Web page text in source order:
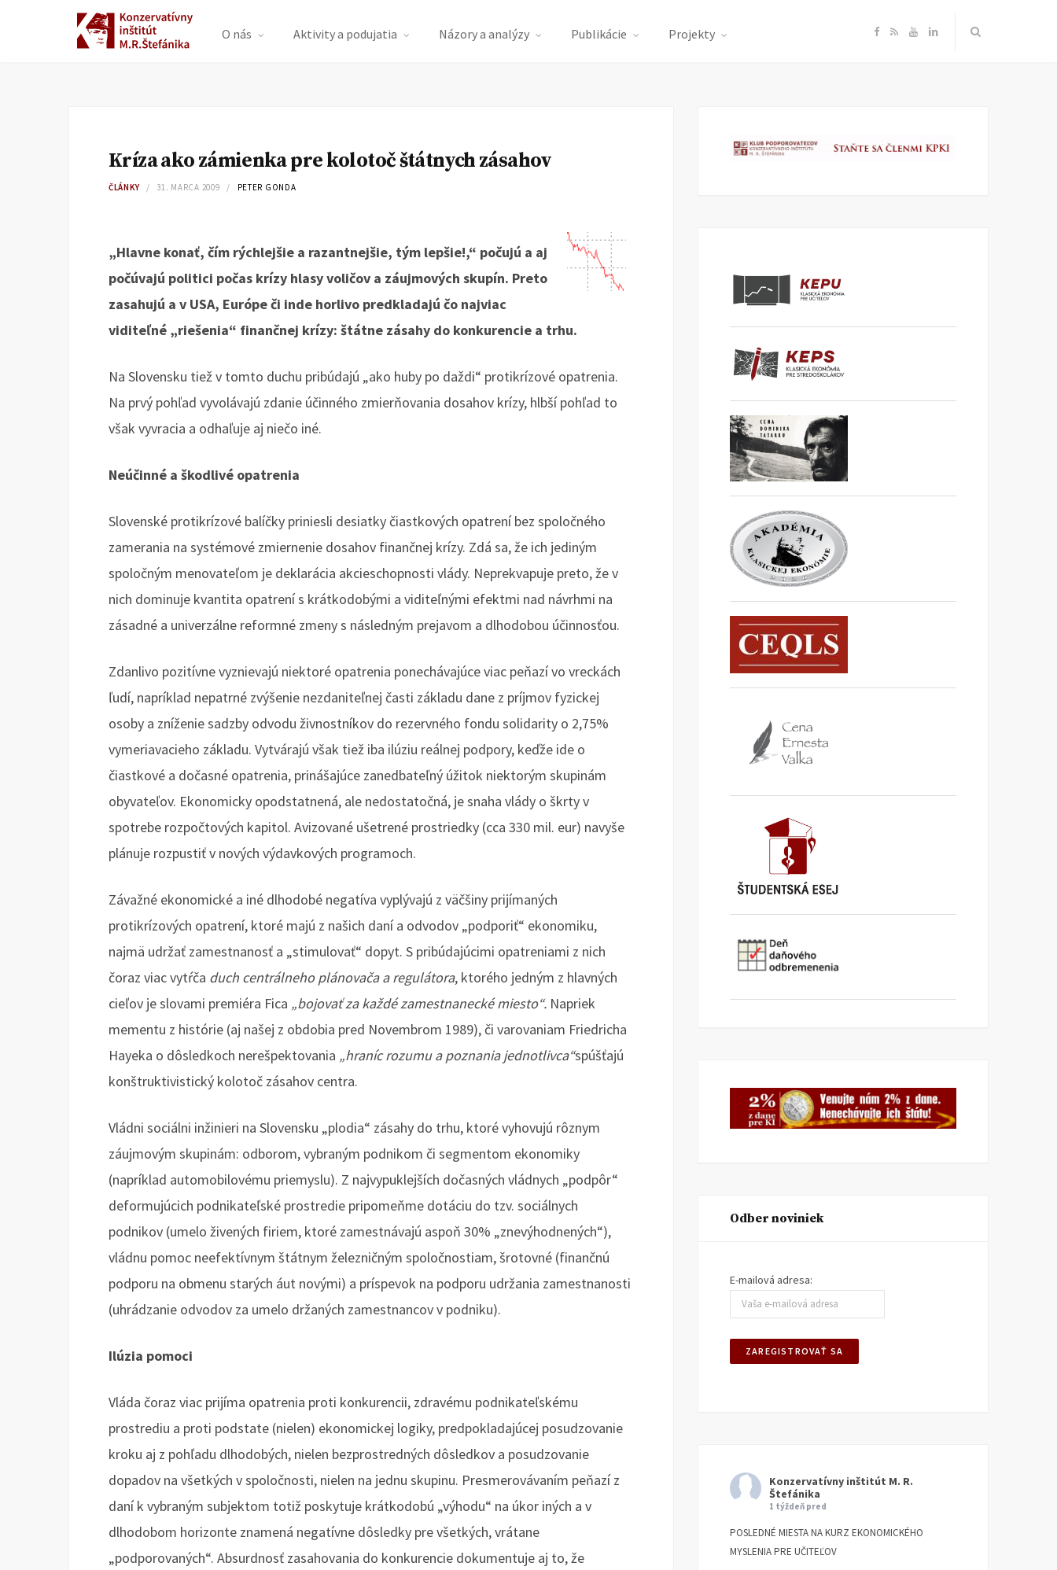
O nás Aktivity a podujatia Názory a analýzy Publikácie Projekty F
e
R Y
T
L
k
Kríza ako zámienka pre kolotoč štátnych zásahov
ČLÁNKY 31. MARCA 2009 PETER GONDA
„Hlavne konať, čím rýchlejšie a razantnejšie, tým lepšie!,“ počujú a aj
počúvajú politici počas krízy hlasy voličov a záujmových skupín. Preto
zasahujú a v USA, Európe či inde horlivo predkladajú čo najviac
viditeľné „riešenia“ finančnej krízy: štátne zásahy do konkurencie a trhu.
Na Slovensku tiež v tomto duchu pribúdajú „ako huby po daždi“ protikrízové opatrenia.
Na prvý pohľad vyvolávajú zdanie účinného zmierňovania dosahov krízy, hlbší pohľad to
však vyvracia a odhaľuje aj niečo iné.
Neúčinné a škodlivé opatrenia
Slovenské protikrízové balíčky priniesli desiatky čiastkových opatrení bez spoločného
zamerania na systémové zmiernenie dosahov finančnej krízy. Zdá sa, že ich jediným
spoločným menovateľom je deklarácia akcieschopnosti vlády. Neprekvapuje preto, že v
nich dominuje kvantita opatrení s krátkodobými a viditeľnými efektmi nad návrhmi na
zásadné a univerzálne reformné zmeny s následným prejavom a dlhodobou účinnosťou.
Zdanlivo pozitívne vyznievajú niektoré opatrenia ponechávajúce viac peňazí vo vreckách
ľudí, napríklad nepatrné zvýšenie nezdaniteľnej časti základu dane z príjmov fyzickej
osoby a zníženie sadzby odvodu živnostníkov do rezervného fondu solidarity o 2,75%
vymeriavacieho základu. Vytvárajú však tiež iba ilúziu reálnej podpory, keďže ide o
čiastkové a dočasné opatrenia, prinášajúce zanedbateľný úžitok niektorým skupinám
obyvateľov. Ekonomicky opodstatnená, ale nedostatočná, je snaha vlády o škrty v
spotrebe rozpočtových kapitol. Avizované ušetrené prostriedky (cca 330 mil. eur) navyše
plánuje rozpustiť v nových výdavkových programoch.
Závažné ekonomické a iné dlhodobé negatíva vyplývajú z väčšiny prijímaných
protikrízových opatrení, ktoré majú z našich daní a odvodov „podporiť“ ekonomiku,
najmä udržať zamestnanosť a „stimulovať“ dopyt. S pribúdajúcimi opatreniami z nich
čoraz viac vytŕča duch centrálneho plánovača a regulátora, ktorého jedným z hlavných
cieľov je slovami premiéra Fica „bojovať za každé zamestnanecké miesto“. Napriek
mementu z histórie (aj našej z obdobia pred Novembrom 1989), či varovaniam Friedricha
Hayeka o dôsledkoch nerešpektovania „hraníc rozumu a poznania jednotlivca“spúšťajú
konštruktivistický kolotoč zásahov centra.
Vládni sociálni inžinieri na Slovensku „plodia“ zásahy do trhu, ktoré vyhovujú rôznym
záujmovým skupinám: odborom, vybraným podnikom či segmentom ekonomiky
(napríklad automobilovému priemyslu). Z najvypuklejších dočasných vládnych „podpôr“
deformujúcich podnikateľské prostredie pripomeňme dotáciu do tzv. sociálnych
podnikov (umelo živených firiem, ktoré zamestnávajú aspoň 30% „znevýhodnených“),
vládnu pomoc neefektívnym štátnym železničným spoločnostiam, šrotovné (finančnú
podporu na obmenu starých áut novými) a príspevok na podporu udržania zamestnanosti
(uhrádzanie odvodov za umelo držaných zamestnancov v podniku).
Ilúzia pomoci
Vláda čoraz viac prijíma opatrenia proti konkurencii, zdravému podnikateľskému
prostrediu a proti podstate (nielen) ekonomickej logiky, predpokladajúcej posudzovanie
kroku aj z pohľadu dlhodobých, nielen bezprostredných dôsledkov a posudzovanie
dopadov na všetkých v spoločnosti, nielen na jednu skupinu. Presmerovávaním peňazí z
daní k vybraným subjektom totiž poskytuje krátkodobú „výhodu“ na úkor iných a v
dlhodobom horizonte znamená negatívne dôsledky pre všetkých, vrátane
„podporovaných“. Absurdnosť zasahovania do konkurencie dokumentuje aj to, že
Odber noviniek
E-mailová adresa:
Konzervatívny inštitút M. R.
Štefánika
1 týždeň pred
POSLEDNÉ MIESTA NA KURZ EKONOMICKÉHO
MYSLENIA PRE UČITEĽOV